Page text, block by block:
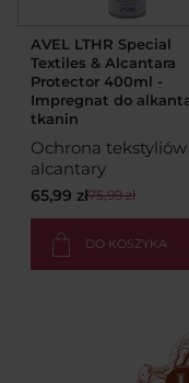
AVEL LTHR Special
Textiles & Alcantara
Protector 400ml -
Impregnat do
tkanin
Ochrona tekstyliów
alcantary
65,99 zł75,99 zł
DO KOSZYKA